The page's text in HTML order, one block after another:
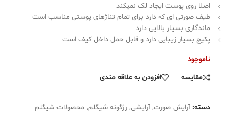
اصلا روی پوست ایجاد لک نمیکند
طیف صورتی ای که دارد برای تمام تناژهای پوستی مناسب است
ماندگاری بسیار بالایی دارد
پکیج بسیار زیبایی دارد و قابل حمل داخل کیف است
ناموجود
مقایسه
افزودن به علاقه مندی
دسته: آرایش صورت, آرایشی, رژگونه شیگلم, محصولات شیگلم